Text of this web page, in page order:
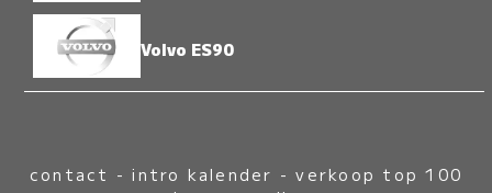
Volvo ES90
contact -intro kalender -verkoop top 100